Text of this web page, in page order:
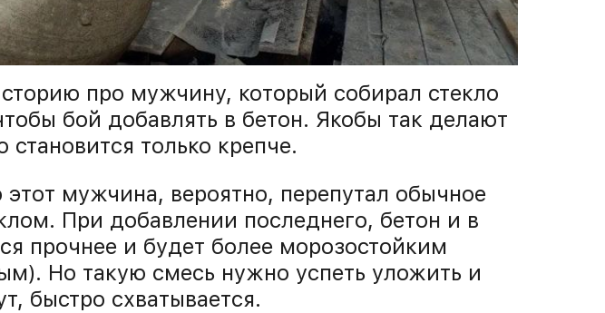
про мужчину, который собирал стекло
бой добавлять в бетон. Якобы так делают
только крепче.
мужчина, вероятно, перепутал обычное
При добавлении последнего, бетон и в
прочнее и будет более морозостойким
Но такую смесь нужно успеть уложить и
быстро схватывается.